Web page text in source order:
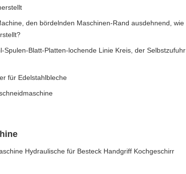
den bördelnden Maschinen-Rand ausdehnend, wie
Spulen-Blatt-Platten-lochende Linie Kreis, der Selbstzufuhr
für Edelstahlbleche
Hydraulische für Besteck Handgriff Kochgeschirr